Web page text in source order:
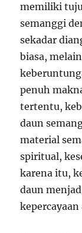
memiliki
semanggi
sekadar
biasa,
penuh
tertentu,
daun
material
spiritual,
karena itu,
daun